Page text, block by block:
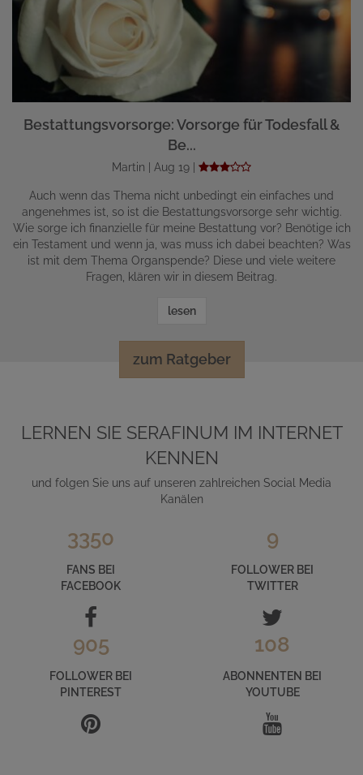
Bestattungsvorsorge: Vorsorge für Todesfall &
Be...
Martin | Aug 19 |
Auch wenn das Thema nicht unbedingt ein einfaches und
angenehmes ist, so ist die Bestattungsvorsorge sehr wichtig.
Wie sorge ich finanzielle für meine Bestattung vor? Benötige ich
ein Testament und wenn ja, was muss ich dabei beachten? Was
ist mit dem Thema Organspende? Diese und viele weitere
Fragen, klären wir in diesem Beitrag.
lesen
zum Ratgeber
LERNEN SIE SERAFINUM IM INTERNET
KENNEN
und folgen Sie uns auf unseren zahlreichen Social Media
Kanälen
3350
FANS BEI
FACEBOOK
9
FOLLOWER BEI
TWITTER
905
FOLLOWER BEI
PINTEREST
108
ABONNENTEN BEI
YOUTUBE